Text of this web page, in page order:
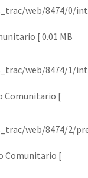
web/8474/0/
[ 0.01 MB
web/8474/1/
Comunitario [
web/8474/2/
Comunitario [